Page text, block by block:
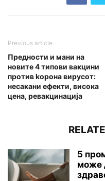
Previous article
Предности и мани на
новите 4 типови вакцини
против kopoна вирусот:
несакани ефекти, висока
цена, ревакцинација
5
може